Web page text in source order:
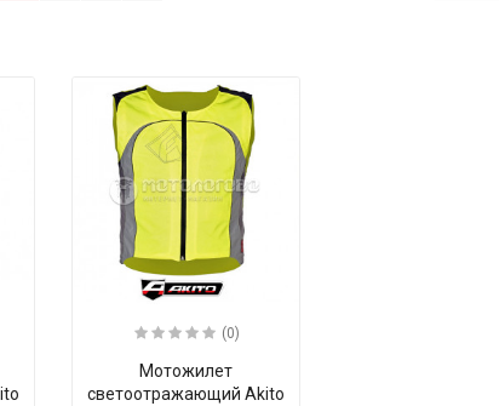
(0)
Мотожилет
светоотражающий Akito